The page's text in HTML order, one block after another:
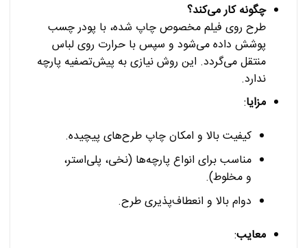
چگونه کار می‌کند؟
طرح روی فیلم مخصوص چاپ شده، با پودر چسب
پوشش داده می‌شود و سپس با حرارت روی لباس
منتقل می‌گردد. این روش نیازی به پیش‌تصفیه پارچه
ندارد.
مزایا:
کیفیت بالا و امکان چاپ طرح‌های پیچیده.
مناسب برای انواع پارچه‌ها (نخی، پلی‌استر،
و مخلوط).
دوام بالا و انعطاف‌پذیری طرح.
معایب: